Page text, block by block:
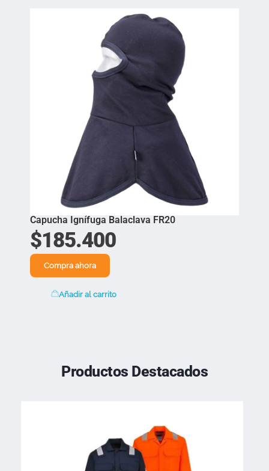
Capucha Ignífuga Balaclava FR20
$185.400
Compra ahora
Añadir al carrito
Productos Destacados